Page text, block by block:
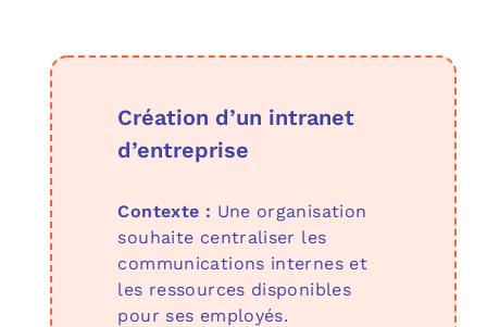
Création d’un intranet
d’entreprise
Contexte : Une organisation
souhaite centraliser les
communications internes et
les ressources disponibles
pour ses employés.